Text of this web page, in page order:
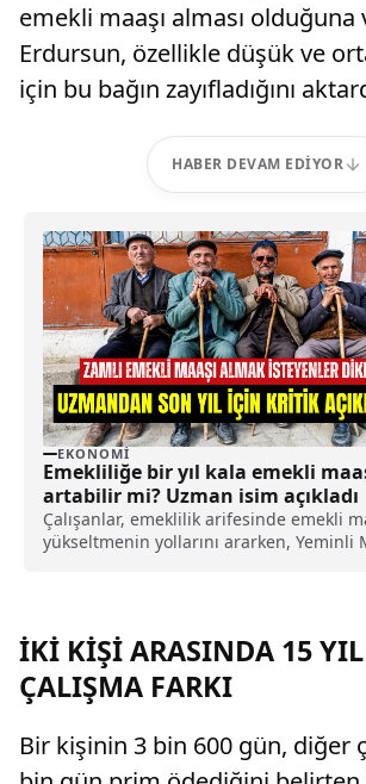
emekli maaşı alması
Erdursun, özellikle düşük ve
için bu bağın zayıfladığını
HABER DEVAM EDIYOR
EKONOMI
Emekliliğe bir yıl kala emekli
artabilir mi? Uzman isim açıkladı
Çalışanlar, emeklilik arifesinde emekli
yükseltmenin yollarını ararken, Yeminli
İKİ KİŞİ ARASINDA 15
ÇALIŞMA FARKI
Bir kişinin 3 bin 600 gün, diğer